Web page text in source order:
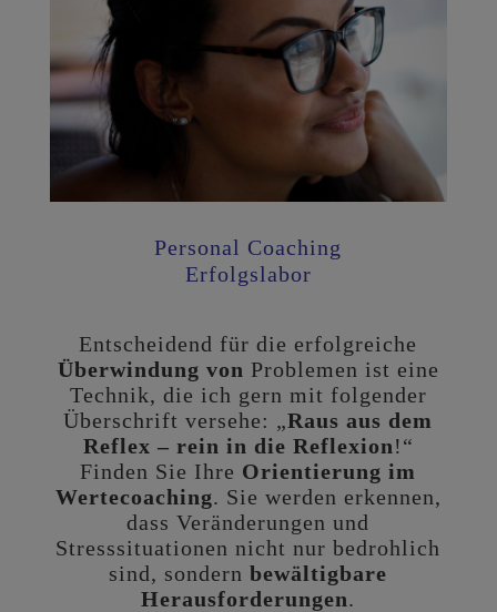
Personal Coaching
Erfolgslabor
Entscheidend für die erfolgreiche
Überwindung von Problemen ist eine
Technik, die ich gern mit folgender
Überschrift versehe: „Raus aus dem
Reflex – rein in die Reflexion!“
Finden Sie Ihre Orientierung im
Wertecoaching. Sie werden erkennen,
dass Veränderungen und
Stresssituationen nicht nur bedrohlich
sind, sondernbewältigbare
Herausforderungen.